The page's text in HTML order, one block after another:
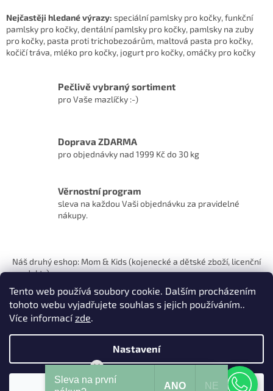
Tento web používá soubory cookie. Dalším procházením
tohoto webu vyjadřujete souhlas s jejich používáním..
Více informacízde.
Nastavení
Nejčastěji hledané výrazy: speciální pamlsky pro kočky, funkční
pamlsky pro kočky, dentální pamlsky pro kočky, pamlsky na zuby
pro kočky, pasta proti trichobezoárům, maltová pasta pro kočky,
kočičí tráva, mléko pro kočky, jogurt pro kočky, omáčky pro kočky
Pečlivě vybraný sortiment
pro Vaše mazlíčky :-)
Doprava ZDARMA
pro objednávky nad 1999 Kč do 30 kg
Věrnostní program
sleva na každou Vaši objednávku za pravidelné
nákupy.
p
Náš druhý eshop: Mom & Kids (kojenecké a dětské zboží, licenční
produkty)
Vytvořil Shoptet
Copyright 2026 . Všechna práva vyhrazena.
Mohu Vám pomoci?
Sleva na první
ANO NE